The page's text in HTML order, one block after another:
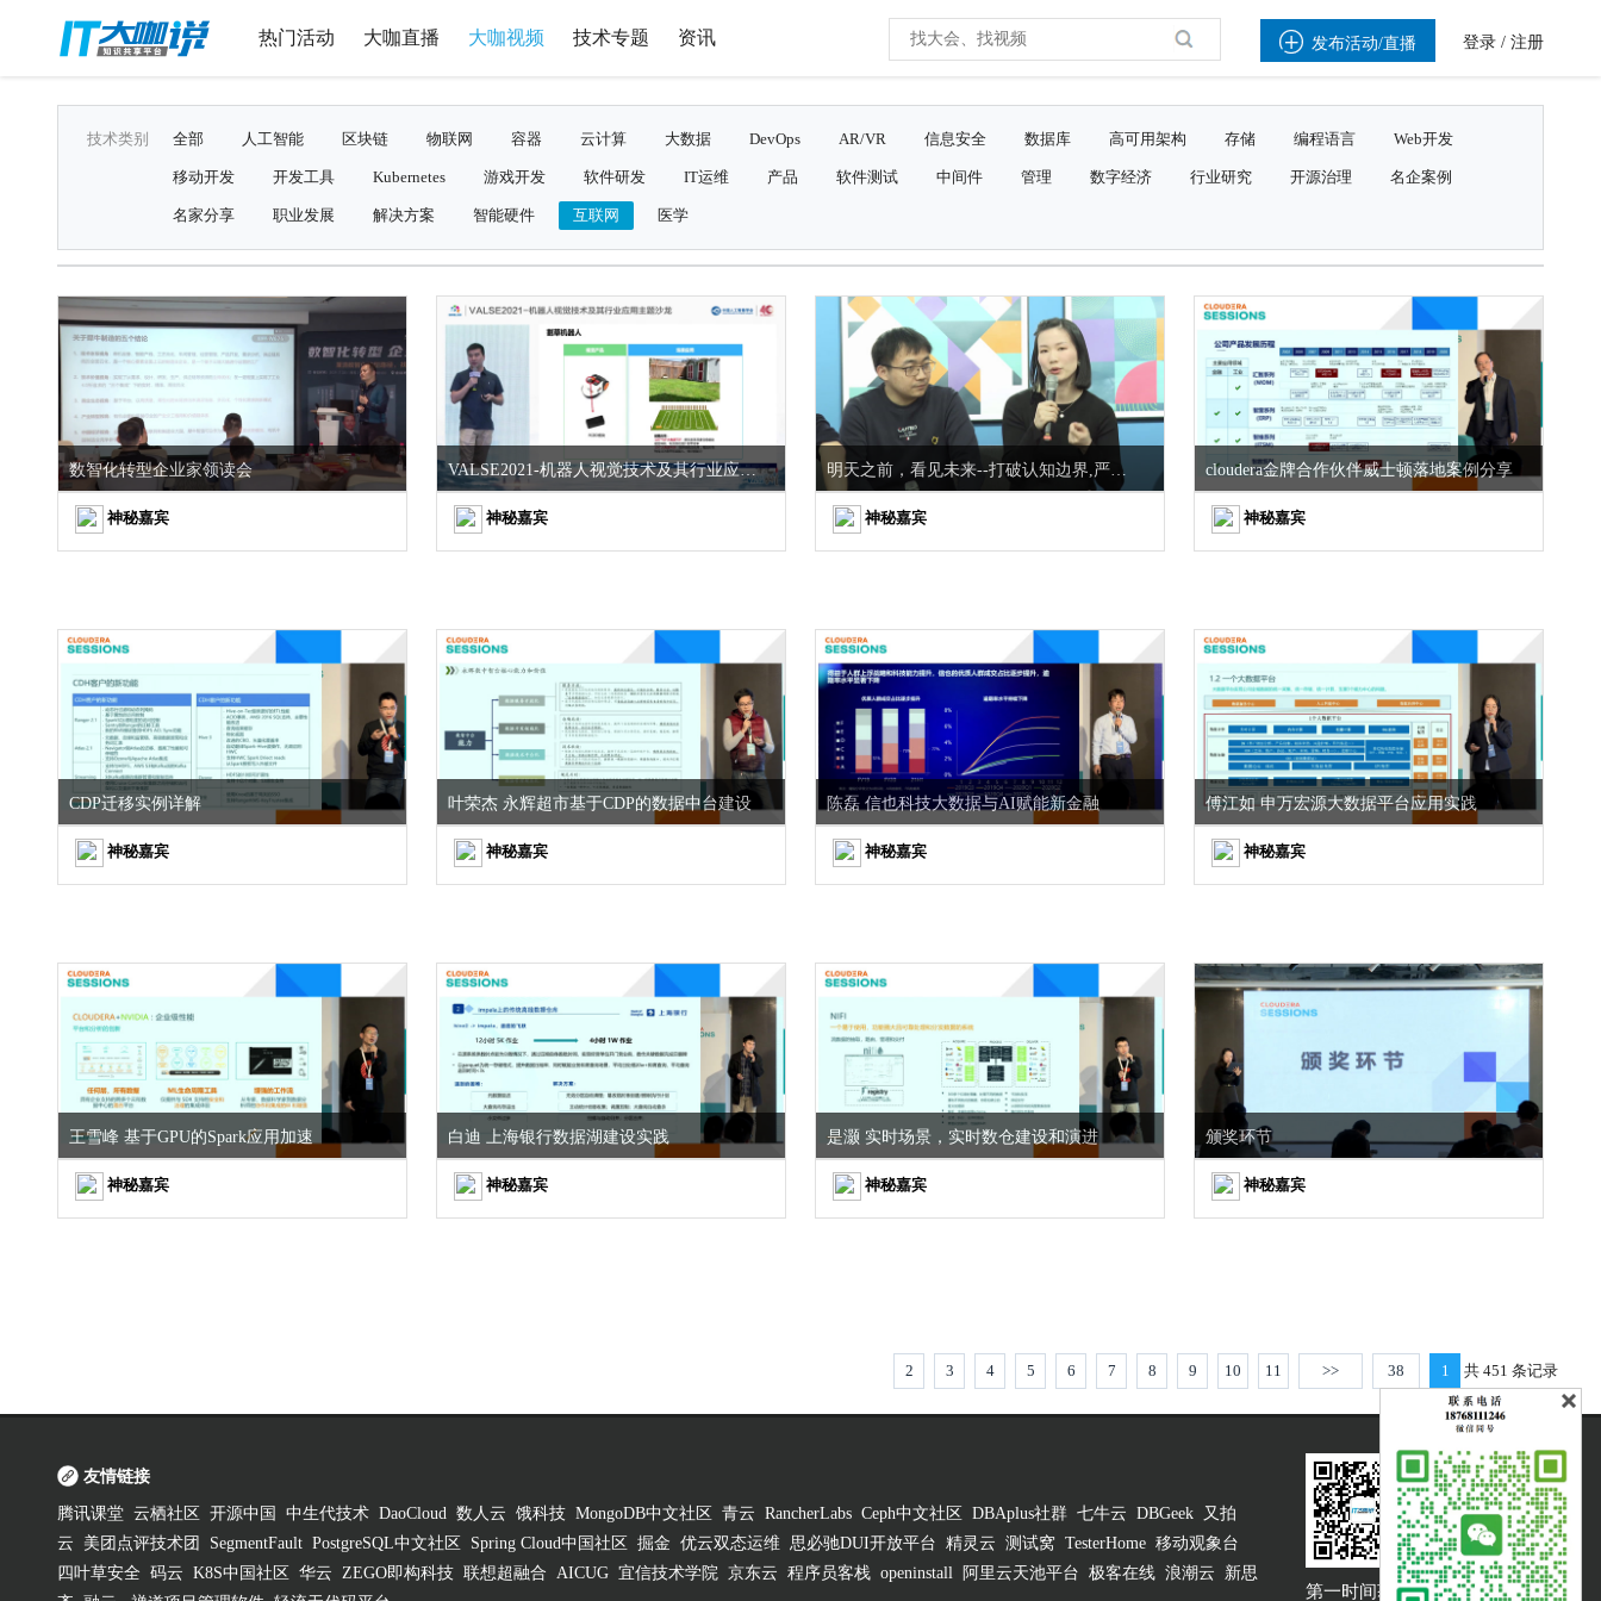
热门活动 大咖直播 大咖视频 技术专题 资讯  发布活动/直播 登录 / 注册
技术类别 全部 人工智能 区块链 物联网 容器 云计算 大数据 DevOps AR/VR 信息安全 数据库 高可用架构 存储 编程语言 Web开发
移动开发 开发工具 Kubernetes 游戏开发 软件研发 IT运维 产品 软件测试 中间件 管理 数字经济 行业研究 开源治理 名企案例
名家分享 职业发展 解决方案 智能硬件 互联网 医学
数智化转型企业家领读会
神秘嘉宾
VALSE2021-机器人视觉技术及其行业应用主题沙龙
神秘嘉宾
明天之前，看见未来--打破认知边界,严谨探索未知
神秘嘉宾
cloudera金牌合作伙伴威士顿落地案例分享
神秘嘉宾
CDP迁移实例详解
神秘嘉宾
叶荣杰 永辉超市基于CDP的数据中台建设
神秘嘉宾
陈磊 信也科技大数据与AI赋能新金融
神秘嘉宾
傅江如 申万宏源大数据平台应用实践
神秘嘉宾
王雪峰 基于GPU的Spark应用加速
神秘嘉宾
白迪 上海银行数据湖建设实践
神秘嘉宾
是灏 实时场景，实时数仓建设和演进
神秘嘉宾
颁奖环节
神秘嘉宾
1
2 3 4 5 6 7 8 9 10 11 >> 38 共 451 条记录
友情链接
腾讯课堂 云栖社区 开源中国 中生代技术 DaoCloud 数人云 饿科技 MongoDB中文社区 青云 RancherLabs Ceph中文社区 DBAplus社群 七牛云 DBGeek
又拍
云
美团点评技术团 SegmentFault PostgreSQL中文社区 Spring Cloud中国社区 掘金 优云双态运维 思必驰DUI开放平台 精灵云 测试窝 TesterHome 移动观象台
四叶草安全 码云 K8S中国社区 华云 ZEGO即构科技 联想超融合 AICUG 宜信技术学院 京东云 程序员客栈 openinstall 阿里云天池平台 极客在线 浪潮云
新思
第一时间获取 大咖说吐槽客服